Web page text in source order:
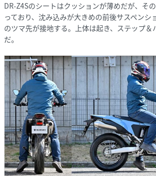
DR-Z4Sのシートはクッションが薄めだが、そ
っており、沈み込みが大きめの前後サスペンシ
のツマ先が接地する。上体は起き、ステップ＆
だ。